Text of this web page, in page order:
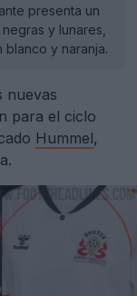
presenta un
y lunares,
blanco y naranja.
nuevas
para el ciclo
Hummel,